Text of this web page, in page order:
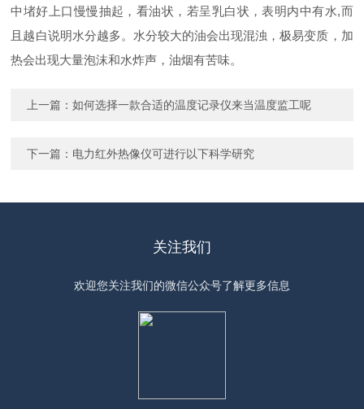
中堵好上口慢慢抽起，看油状，若呈乳白状，表明内中有水,而
且越白说明水分越多。水分较大的油会出现混浊，极易变质，加
热会出现大量泡沫和水炸声，油烟有苦味。
上一篇：如何选择一款合适的温度记录仪来当温度监工呢
下一篇： 电力红外热像仪可进行以下科学研究
关注我们
欢迎您关注我们的微信公众号了解更多信息